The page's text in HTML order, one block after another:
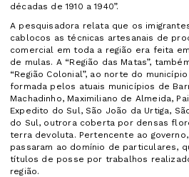
décadas de 1910 a 1940”.
A pesquisadora relata que os
cablocos as técnicas artesanais de
comercial em toda a região era feita
de mulas. A “Região das Matas”,
“Região Colonial”, ao norte do
formada pelos atuais municípios de
Machadinho, Maximiliano de Almeida,
Expedito do Sul, São João da Urtiga,
do Sul, outrora coberta por densas
terra devoluta. Pertencente ao
passaram ao domínio de particulares,
títulos de posse por trabalhos
região.